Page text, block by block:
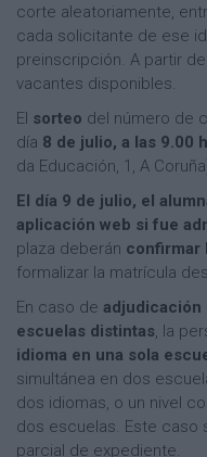
corte aleatoriamente,
cada solicitante de ese
preinscripción. A partir
vacantes disponibles.
El sorteo del número de
día 8 de julio, a las 9.00
da Educación, 1, A
El día 9 de julio, el
aplicación web si fue
plaza deberán confirmar
formalizar la matrícula
En caso de adjudicación
escuelas distintas, la
idioma en una sola
simultánea en dos
dos idiomas, o un nivel
dos escuelas. Este caso
parcial de expediente.